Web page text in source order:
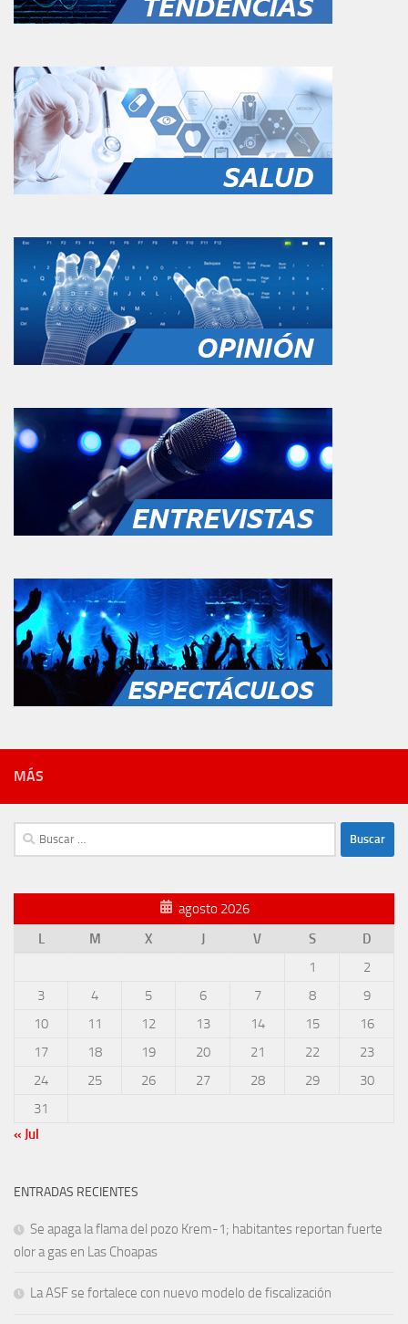
MÁS
Buscar:
agosto 2026
L
M X J V S
D
1
2
3
4 5 6 7 8
9
10
11 12 13 14 15
16
17
18 19 20 21 22
23
24
25 26 27 28 29
30
31
« Jul
ENTRADAS RECIENTES
Se apaga la flama del pozo Krem-1; habitantes reportan fuerte
olor a gas en Las Choapas
La ASF se fortalece con nuevo modelo de fiscalización